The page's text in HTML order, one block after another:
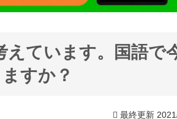
えています。国語で
すか？
最終更新